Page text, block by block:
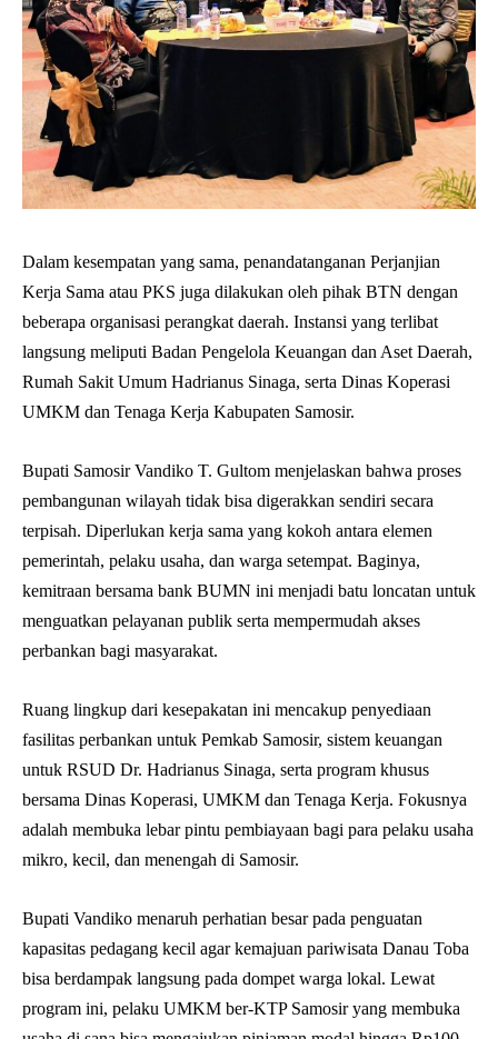
Dalam kesempatan yang sama, penandatanganan Perjanjian
Kerja Sama atau PKS juga dilakukan oleh pihak BTN dengan
beberapa organisasi perangkat daerah. Instansi yang terlibat
langsung meliputi Badan Pengelola Keuangan dan Aset Daerah,
Rumah Sakit Umum Hadrianus Sinaga, serta Dinas Koperasi
UMKM dan Tenaga Kerja Kabupaten Samosir.
Bupati Samosir Vandiko T. Gultom menjelaskan bahwa proses
pembangunan wilayah tidak bisa digerakkan sendiri secara
terpisah. Diperlukan kerja sama yang kokoh antara elemen
pemerintah, pelaku usaha, dan warga setempat. Baginya,
kemitraan bersama bank BUMN ini menjadi batu loncatan untuk
menguatkan pelayanan publik serta mempermudah akses
perbankan bagi masyarakat.
Ruang lingkup dari kesepakatan ini mencakup penyediaan
fasilitas perbankan untuk Pemkab Samosir, sistem keuangan
untuk RSUD Dr. Hadrianus Sinaga, serta program khusus
bersama Dinas Koperasi, UMKM dan Tenaga Kerja. Fokusnya
adalah membuka lebar pintu pembiayaan bagi para pelaku usaha
mikro, kecil, dan menengah di Samosir.
Bupati Vandiko menaruh perhatian besar pada penguatan
kapasitas pedagang kecil agar kemajuan pariwisata Danau Toba
bisa berdampak langsung pada dompet warga lokal. Lewat
program ini, pelaku UMKM ber-KTP Samosir yang membuka